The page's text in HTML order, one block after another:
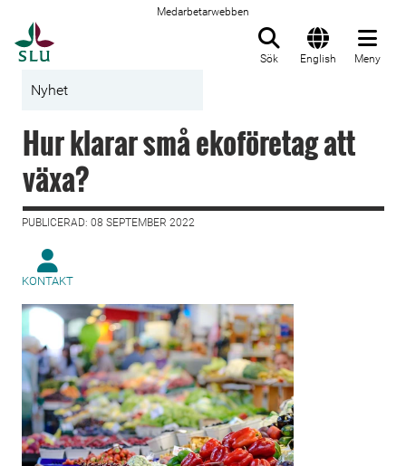
Medarbetarwebben
Sök English Meny
Nyhet
Hur klarar små ekoföretag att
växa?
PUBLICERAD: 08 SEPTEMBER 2022
KONTAKT